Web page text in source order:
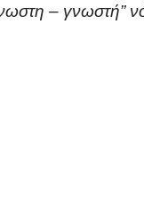
– γνωστή”